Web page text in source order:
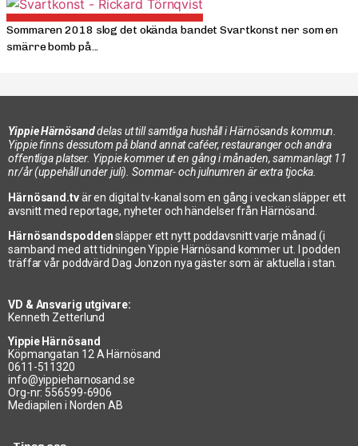
Sommaren 2018 slog det okända bandet Svartkonst ner som en
smärre bomb på...
Yippie Härnösanddelas ut till samtliga hushåll i Härnösands kommun.
Yippie finns dessutom på bland annat caféer, restauranger och andra
offentliga platser. Yippie kommer ut en gång i månaden, sammanlagt 11
nr/år (uppehåll under juli). Sommar- och julnumren är extra tjocka.
Härnösand.tvär en digital tv-kanal som en gång i veckan släpper ett
avsnitt med reportage, nyheter och händelser från Härnösand.
Härnösandspoddensläpper ett nytt poddavsnitt varje månad (i
samband med att tidningen Yippie Härnösand kommer ut. I podden
träffar vår poddvärd Dag Jonzon nya gäster som är aktuella i stan.
VD & Ansvarig utgivare:
Kenneth Zetterlund
Yippie Härnösand
Köpmangatan 12 A Härnösand
0611-511320
info@yippieharnosand.se
Org-nr: 556599-6906
Mediapilen i Norden AB